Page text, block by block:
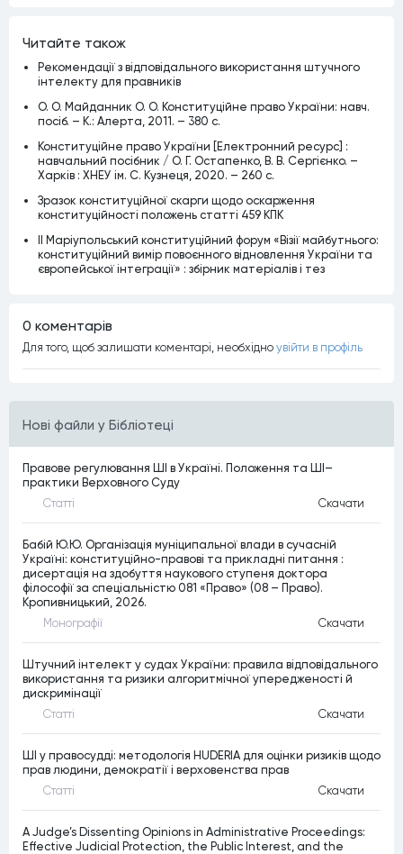
Нові файли у Бібліотеці
Правове регулювання ШІ в Україні. Положення та ШІ–
практики Верховного Суду
Статтi Скачати
Бабій Ю.Ю. Організація муніципальної влади в сучасній
Україні: конституційно-правові та прикладні питання :
дисертація на здобуття наукового ступеня доктора
філософії за спеціальністю 081 «Право» (08 – Право).
Кропивницький, 2026.
Монографiї Скачати
Штучний інтелект у судах України: правила відповідального
використання та ризики алгоритмічної упередженості й
дискримінації
Статтi Скачати
ШІ у правосудді: методологія HUDERIA для оцінки ризиків щодо
прав людини, демократії і верховенства прав
Статтi Скачати
A Judge’s Dissenting Opinions in Administrative Proceedings:
Effective Judicial Protection, the Public Interest, and the
Читайте також
Рекомендації з відповідального використання штучного
інтелекту для правників
О. О. Майданник О. О. Конституційне право України: навч.
посіб. – К.: Алерта, 2011. – 380 с.
Конституційне право України [Електронний ресурс] :
навчальний посібник / О. Г. Остапенко, В. В. Сергієнко. –
Харків : ХНЕУ ім. С. Кузнеця, 2020. – 260 с.
Зразок конституційної скарги щодо оскарження
конституційності положень статті 459 КПК
ІІ Маріупольський конституційний форум «Візії майбутнього:
конституційний вимір повоєнного відновлення України та
європейської інтеграції» : збірник матеріалів і тез
0 коментарiв
Для того, щоб залишати коментарi, необхiдно увiйти в профiль